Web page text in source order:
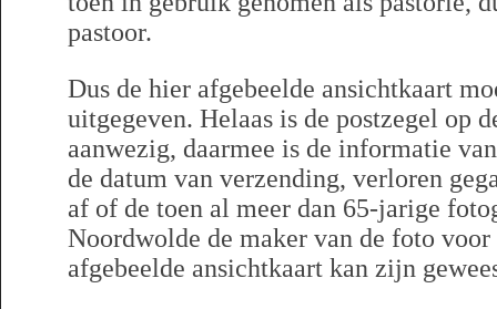
pastoor.
Dus de hier afgebeelde ansichtkaart
uitgegeven. Helaas is de postzegel op
aanwezig, daarmee is de informatie
de datum van verzending, verloren
af of de toen al meer dan 65-jarige
Noordwolde de maker van de foto
afgebeelde ansichtkaart kan zijn